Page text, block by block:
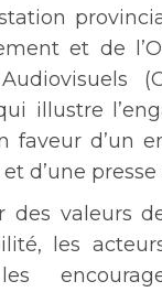
et de
illustre
faveur d’un
d’une
des valeurs
les